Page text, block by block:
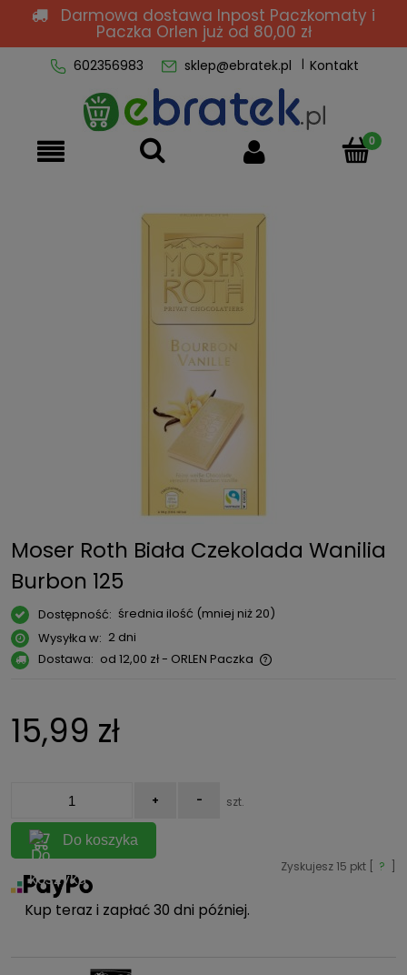
Darmowa dostawa Inpost Paczkomaty i
Paczka Orlen już od 80,00 zł
602356983 sklep@ebratek.pl Kontakt
Moser Roth Biała Czekolada Wanilia
Burbon 125
Dostępność: średnia ilość (mniej niż 20)
Wysyłka w: 2 dni
Dostawa: od 12,00 zł- ORLEN Paczka
15,99 zł
+ - szt.
Do koszyka
Zyskujesz 15 pkt [ ?
Kup teraz i zapłać 30 dni później.